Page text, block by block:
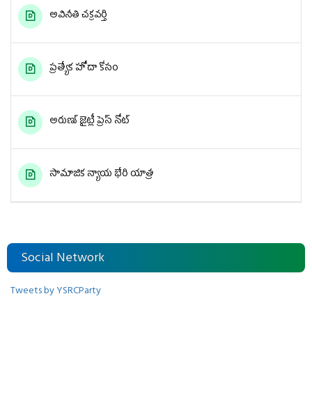
అవినీతి చక్రవర్తి
ప్రత్యేక హోదా కోసం
అరుణ్ జైట్లీ ప్రెస్ నోట్
సామాజిక న్యాయ భేరి యాత్ర
Social Network
Tweets by YSRCParty